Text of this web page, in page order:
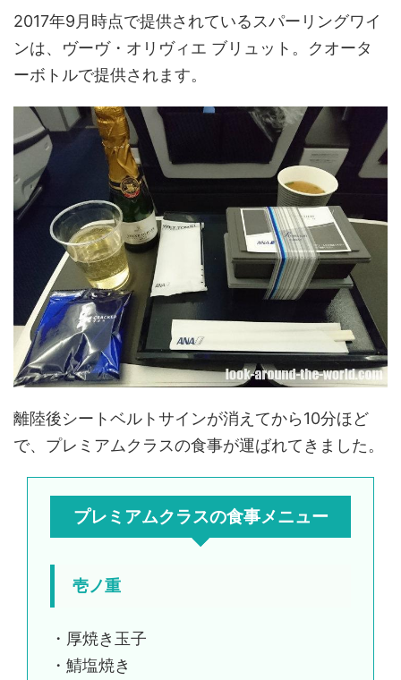
2017年9月時点で提供されているスパーリングワイ
ンは、ヴーヴ・オリヴィエ ブリュット。クオータ
ーボトルで提供されます。
離陸後シートベルトサインが消えてから10分ほど
で、プレミアムクラスの食事が運ばれてきました。
プレミアムクラスの食事メニュー
壱ノ重
・厚焼き玉子
・鯖塩焼き